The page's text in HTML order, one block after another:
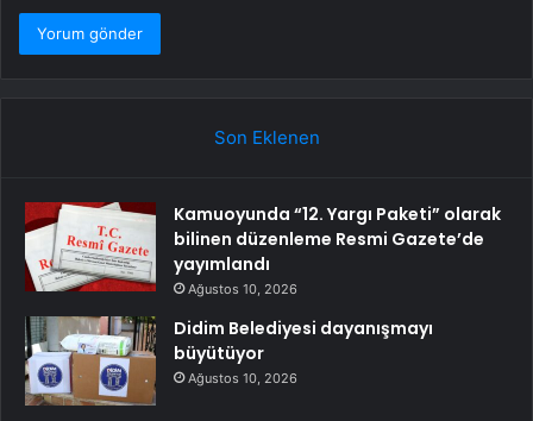
Son Eklenen
Kamuoyunda “12. Yargı Paketi” olarak
bilinen düzenleme Resmi Gazete’de
yayımlandı
Ağustos 10, 2026
Didim Belediyesi dayanışmayı
büyütüyor
Ağustos 10, 2026